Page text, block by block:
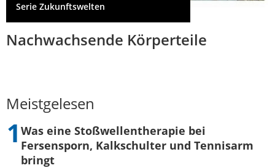
Serie Zukunftswelten
Nachwachsende Körperteile
Meistgelesen
Was eine Stoßwellentherapie bei
Fersensporn, Kalkschulter und Tennisarm
bringt